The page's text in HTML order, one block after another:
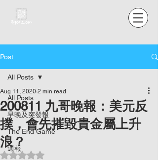
Post
All Posts
早晚及突發報
The End Game
週報
All Posts
200811 九哥晚報：美元反
撲，會先摧毀貴金屬上升
浪？
Aug 11, 2020 2 min read
Rated NaN out of 5 stars.